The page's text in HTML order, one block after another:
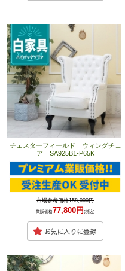
チェスターフィールド ウィングチェ
ア SA925B1-P65K
市場参考価格158,000円
業販価格77,800円(税込)